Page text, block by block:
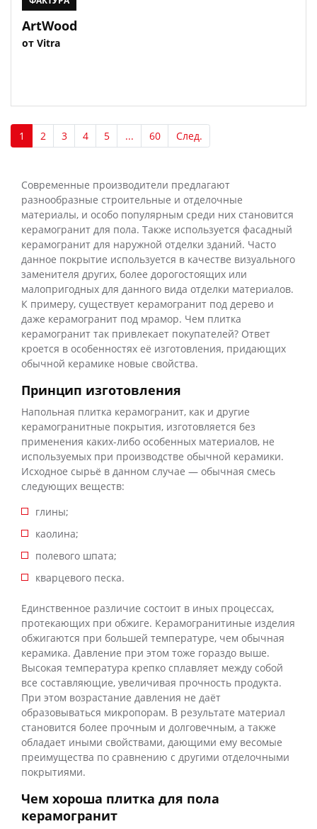
ArtWood
от Vitra
1 2 3 4 5 ... 60 След.
Современные производители предлагают
разнообразные строительные и отделочные
материалы, и особо популярным среди них становится
керамогранит для пола. Также используется фасадный
керамогранит для наружной отделки зданий. Часто
данное покрытие используется в качестве визуального
заменителя других, более дорогостоящих или
малопригодных для данного вида отделки материалов.
К примеру, существует керамогранит под дерево и
даже керамогранит под мрамор. Чем плитка
керамогранит так привлекает покупателей? Ответ
кроется в особенностях её изготовления, придающих
обычной керамике новые свойства.
Принцип изготовления
Напольная плитка керамогранит, как и другие
керамогранитные покрытия, изготовляется без
применения каких-либо особенных материалов, не
используемых при производстве обычной керамики.
Исходное сырьё в данном случае — обычная смесь
следующих веществ:
глины;
каолина;
полевого шпата;
кварцевого песка.
Единственное различие состоит в иных процессах,
протекающих при обжиге. Керамогранитиные изделия
обжигаются при большей температуре, чем обычная
керамика. Давление при этом тоже гораздо выше.
Высокая температура крепко сплавляет между собой
все составляющие, увеличивая прочность продукта.
При этом возрастание давления не даёт
образовываться микропорам. В результате материал
становится более прочным и долговечным, а также
обладает иными свойствами, дающими ему весомые
преимущества по сравнению с другими отделочными
покрытиями.
Чем хороша плитка для пола
керамогранит